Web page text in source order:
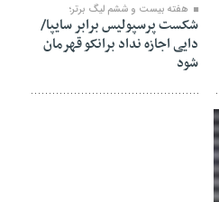
هفته بیست و ششم لیگ برتر؛
شکست پرسپولیس برابر سایپا/
دایی اجازه نداد برانکو قهرمان
شود